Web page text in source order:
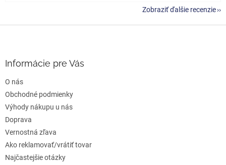
Zobraziť ďalšie recenzie
e
Informácie pre Vás
O nás
Obchodné podmienky
Výhody nákupu u nás
Doprava
Vernostná zľava
Ako reklamovať/vrátiť tovar
Najčastejšie otázky